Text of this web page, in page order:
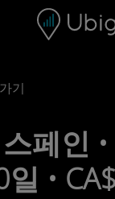
이션 바 하단
기
페인
일 •